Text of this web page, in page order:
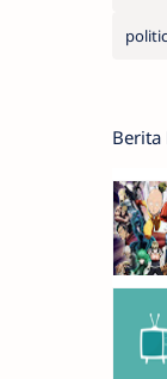
Berita